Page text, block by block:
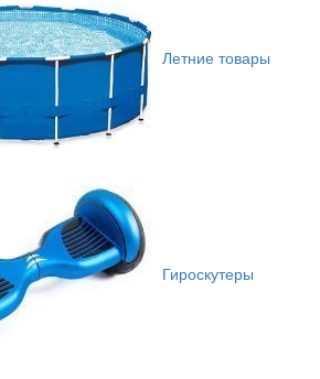
Летние товары
Гироскутеры